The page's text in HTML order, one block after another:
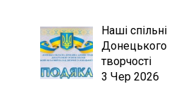
Наші
Донецького
творчості
3 Чер 2026